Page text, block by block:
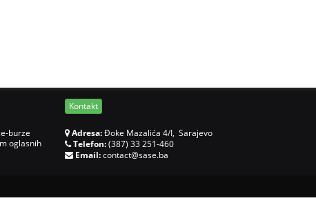
burze
oglasnih
Kontakt
Adresa:Đoke Mazalića 4/I, Sarajevo
Telefon:(387) 33 251-460
Email: contact@sase.ba